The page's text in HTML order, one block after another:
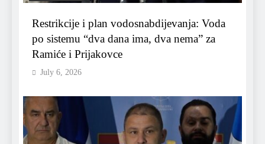
Restrikcije i plan vodosnabdijevanja: Voda
po sistemu “dva dana ima, dva nema” za
Ramiće i Prijakovce
July 6, 2026